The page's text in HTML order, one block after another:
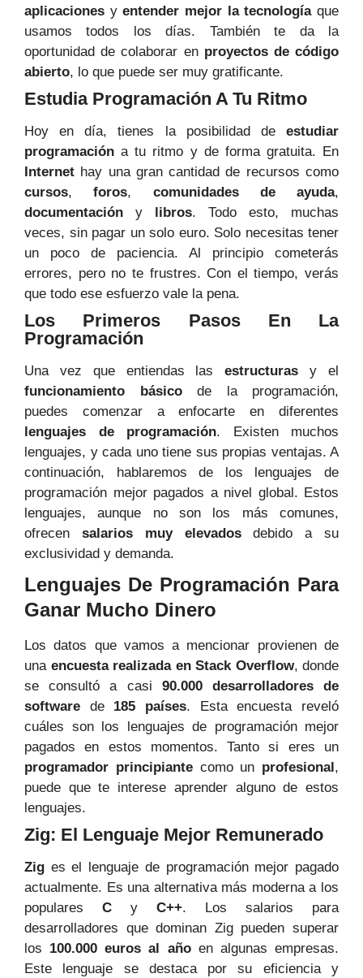
aplicaciones yentender mejor la tecnologíaque
usamos todos los días. También te da la
oportunidad de colaborar en proyectos de código
abierto, lo que puede ser muy gratificante.
Estudia Programación A Tu Ritmo
Hoy en día, tienes la posibilidad de estudiar
programación a tu ritmo y de forma gratuita. En
Internet hay una gran cantidad de recursos como
cursos,foros, comunidades de ayuda,
documentación y libros. Todo esto, muchas
veces, sin pagar un solo euro. Solo necesitas tener
un poco de paciencia. Al principio cometerás
errores, pero no te frustres. Con el tiempo, verás
que todo ese esfuerzo vale la pena.
Los Primeros Pasos En La
Programación
Una vez que entiendas lasestructuras y el
funcionamiento básicode la programación,
puedes comenzar a enfocarte en diferentes
lenguajes de programación. Existen muchos
lenguajes, y cada uno tiene sus propias ventajas. A
continuación, hablaremos de los lenguajes de
programación mejor pagados a nivel global. Estos
lenguajes, aunque no son los más comunes,
ofrecen salarios muy elevadosdebido a su
exclusividad y demanda.
Lenguajes De Programación Para
Ganar Mucho Dinero
Los datos que vamos a mencionar provienen de
una encuesta realizada en Stack Overflow, donde
se consultó a casi 90.000 desarrolladores de
software de 185 países. Esta encuesta reveló
cuáles son los lenguajes de programación mejor
pagados en estos momentos. Tanto si eres un
programador principiantecomo un profesional ,
puede que te interese aprender alguno de estos
lenguajes.
Zig: El Lenguaje Mejor Remunerado
Zig es el lenguaje de programación mejor pagado
actualmente. Es una alternativa más moderna a los
populares C y C++. Los salarios para
desarrolladores que dominan Zig pueden superar
los 100.000 euros al añoen algunas empresas.
Este lenguaje se destaca por su eficiencia y